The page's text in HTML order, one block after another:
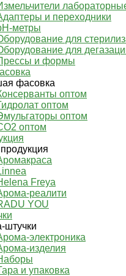
и переходники
метры
для
для
и формы
фасовка
оптом
оптом
оптом
оптом
Freya
реалити
YOU
штучки
электроника
изделия
и упаковка